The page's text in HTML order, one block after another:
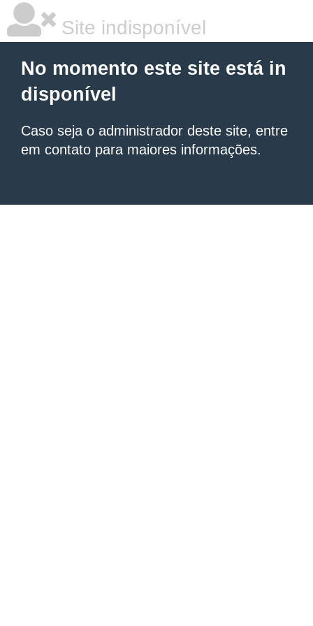
Site indisponível
No momento este site está in
disponível
Caso seja o administrador deste site, entre
em contato para maiores informações.